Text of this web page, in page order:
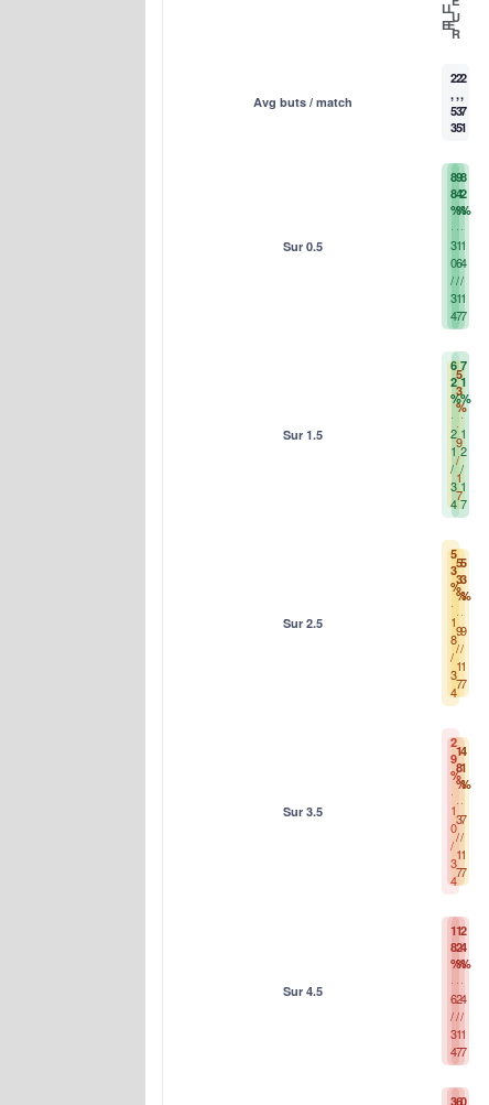
L
E
L
EU
R
Avg buts / match
2
,
5
3
2
,
3
5
2
,
7
1
Sur 0.5
8
8
%
3
0
/
3
4
9
4
%
1
6
/
1
7
8
2
%
1
4
/
1
7
Sur 1.5
6
2
%
2
1
/
3
4
5
3
%
9
/
1
7
7
1
%
1
2
/
1
7
Sur 2.5
5
3
%
1
8
/
3
4
5
3
%
9
/
1
7
5
3
%
9
/
1
7
Sur 3.5
2
9
%
1
0
/
3
4
1
8
%
3
/
1
7
4
1
%
7
/
1
7
Sur 4.5
1
8
%
6
/
3
4
1
2
%
2
/
1
7
2
4
%
4
/
1
7
360